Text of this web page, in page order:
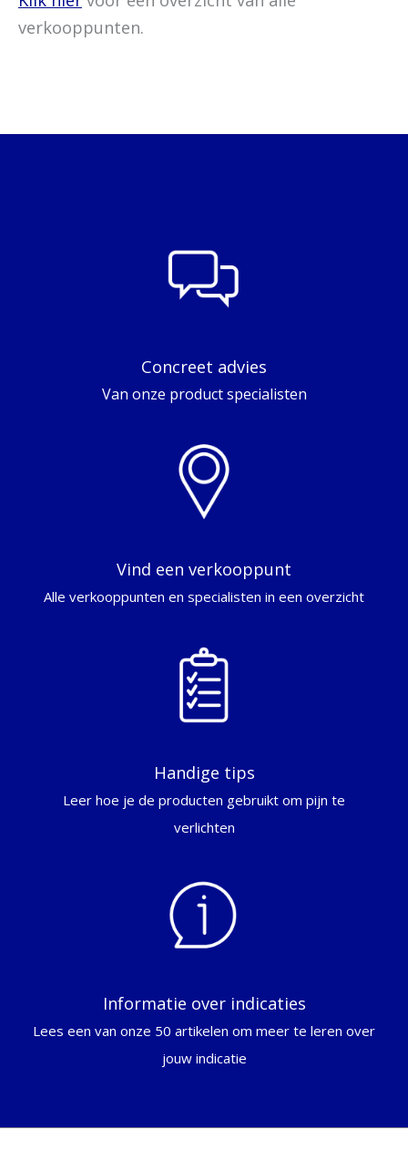
verkooppunten.
Concreet advies
Van onze product specialisten
Vind een verkooppunt
Alle verkooppunten en specialisten in een overzicht
Handige tips
Leer hoe je de producten gebruikt om pijn te
verlichten
Informatie over indicaties
Lees een van onze 50 artikelen om meer te leren over
jouw indicatie